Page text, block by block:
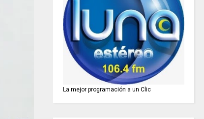
La mejor programación a un Clic